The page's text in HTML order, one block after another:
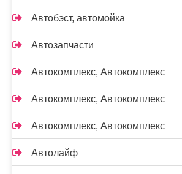
Автобэст, автомойка
Автозапчасти
Автокомплекс, Автокомплекс
Автокомплекс, Автокомплекс
Автокомплекс, Автокомплекс
Автолайф